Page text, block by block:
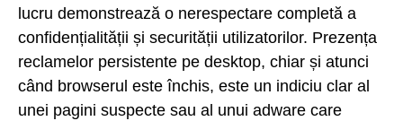
lucru demonstrează o nerespectare completă a
confidențialității și securității utilizatorilor. Prezența
reclamelor persistente pe desktop, chiar și atunci
când browserul este închis, este un indiciu clar al
unei pagini suspecte sau al unui adware care